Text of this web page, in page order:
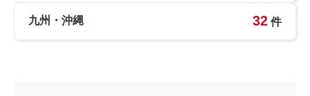
九州・沖縄 32 件